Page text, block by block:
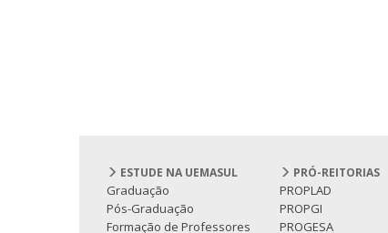
ESTUDE NA UEMASUL
Graduação
Pós-Graduação
Formação de Professores
PRÓ-REITORIAS
PROPLAD
PROPGI
PROGESA